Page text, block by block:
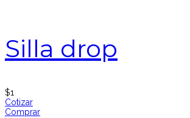
Silla drop
$1
Cotizar
Comprar